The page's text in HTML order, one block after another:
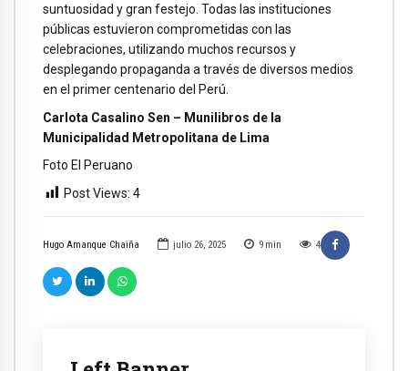
Hugo Amanque Chaiña julio 26, 2025 9 min 4
suntuosidad y gran festejo. Todas las instituciones
públicas estuvieron comprometidas con las
celebraciones, utilizando muchos recursos y
desplegando propaganda a través de diversos medios
en el primer centenario del Perú.
Carlota Casalino Sen – Munilibros de la
Municipalidad Metropolitana de Lima
Foto El Peruano
Post Views: 4